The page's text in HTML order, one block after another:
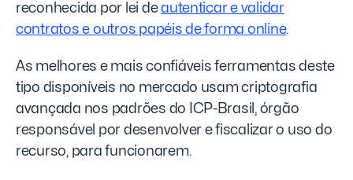
reconhecida por lei deautenticar e validar
contratos e outros papéis de forma online.
As melhores e mais confiáveis ferramentas deste
tipo disponíveis no mercado usam criptografia
avançada nos padrões do ICP-Brasil, órgão
responsável por desenvolver e fiscalizar o uso do
recurso, para funcionarem.